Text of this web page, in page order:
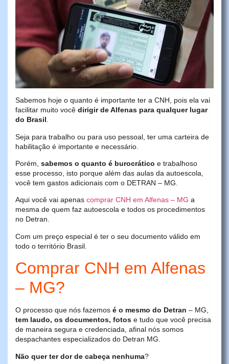
Sabemos hoje o quanto é importante ter a CNH, pois ela vai
facilitar muito você dirigir de Alfenas para qualquer lugar
do Brasil.
Seja para trabalho ou para uso pessoal, ter uma carteira de
habilitação é importante e necessário.
Porém, sabemos o quanto é burocrático e trabalhoso
esse processo, isto porque além das aulas da autoescola,
você tem gastos adicionais com o DETRAN – MG.
Aqui você vai apenas comprar CNH em Alfenas – MG a
mesma de quem faz autoescola e todos os procedimentos
no Detran.
Com um preço especial é ter o seu documento válido em
todo o território Brasil.
Comprar CNH em Alfenas
– MG?
O processo que nós fazemos é o mesmo do Detran – MG,
tem laudo, os documentos, fotos e tudo que você precisa
de maneira segura e credenciada, afinal nós somos
despachantes especializados do Detran MG.
Não quer ter dor de cabeça nenhuma?